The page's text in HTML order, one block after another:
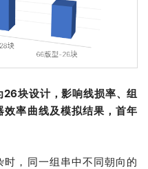
块设计，影响线损率、组
率曲线及模拟结果，首年
，同一组串中不同朝向的